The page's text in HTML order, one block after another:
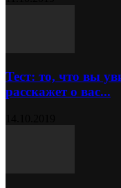
Тест: то, что вы
расскажет о вас...